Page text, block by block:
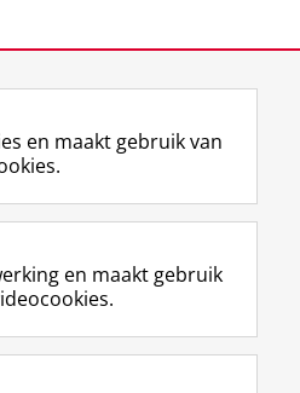
F
a
e
b
o
L
i
k
e
I
R
S
-
f
e
I
n
t
r
Y
o
T
e
en maakt gebruik van
en maakt gebruik